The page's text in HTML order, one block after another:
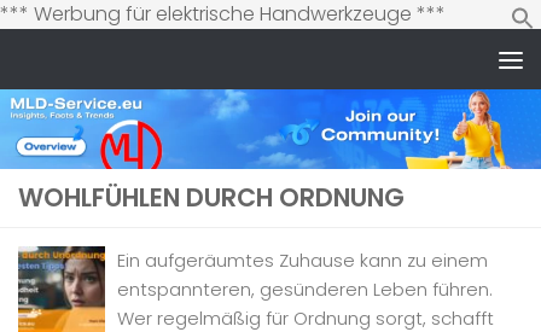
*** Werbung für elektrische Handwerkzeuge ***
Inhalt
WOHLFÜHLEN DURCH ORDNUNG
Ein aufgeräumtes Zuhause kann zu einem
entspannteren, gesünderen Leben führen.
Wer regelmäßig für Ordnung sorgt, schafft